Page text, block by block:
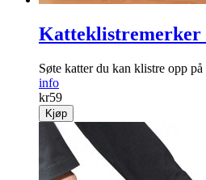
Katteklistremerker
Søte katter du kan ­klistre opp
info
kr59
Kjøp